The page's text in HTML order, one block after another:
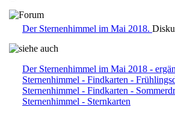
Der Sternenhimmel im Mai 2018.
Der Sternenhimmel im Mai 2018 -
Sternenhimmel - Findkarten -
Sternenhimmel - Findkarten -
Sternenhimmel - Sternkarten